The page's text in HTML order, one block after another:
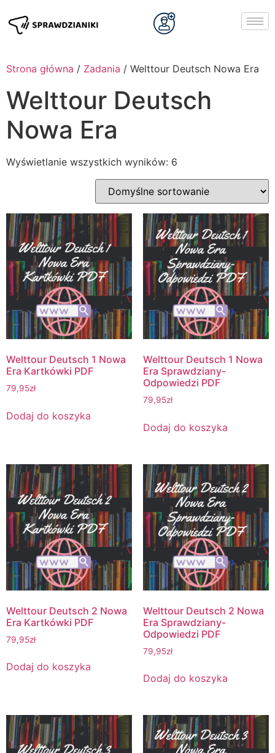
Strona główna / Zadania / Welttour Deutsch Nowa Era
Welttour Deutsch
Nowa Era
Wyświetlanie wszystkich wyników: 6
Welttour Deutsch 1 Nowa
Era Kartkówki PDF
79,95zł
Dodaj do koszyka
Welttour Deutsch 1 Nowa
Era Sprawdziany-
Odpowiedzi PDF
79,95zł
Dodaj do koszyka
Welttour Deutsch 2 Nowa
Era Kartkówki PDF
79,95zł
Dodaj do koszyka
Welttour Deutsch 2 Nowa
Era Sprawdziany-
Odpowiedzi PDF
79,95zł
Dodaj do koszyka